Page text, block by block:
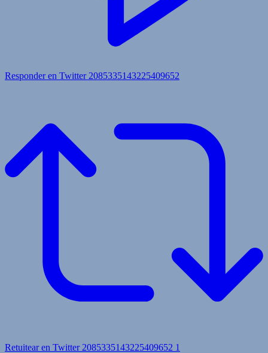
Responder en Twitter 2085335143225409652
Retuitear en Twitter 2085335143225409652 1